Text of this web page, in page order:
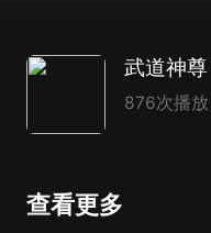
876次播放
查看更多